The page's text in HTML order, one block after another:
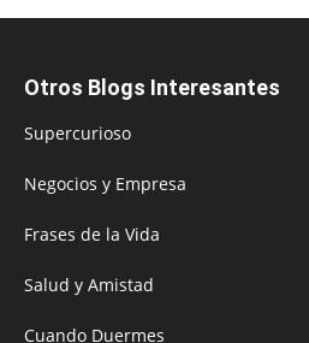
Otros Blogs Interesantes
Supercurioso
Negocios y Empresa
Frases de la Vida
Salud y Amistad
Cuando Duermes